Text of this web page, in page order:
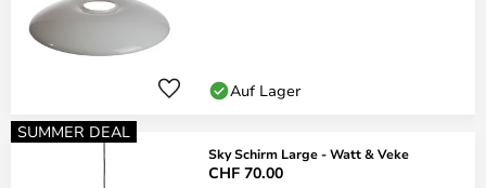
Auf Lager
SUMMER DEAL
Sky Schirm Large - Watt & Veke
CHF 70.00